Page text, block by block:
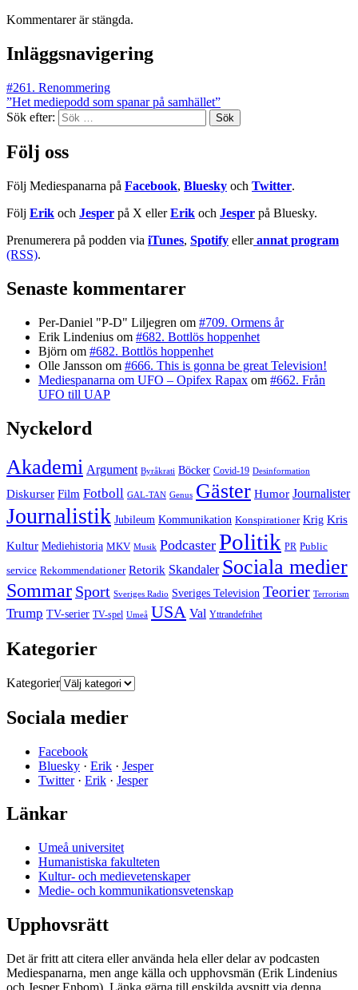
Kommentarer är stängda.
Inläggsnavigering
#261. Renommering
”Het mediepodd som spanar på samhället”
Sök efter:
Följ oss
Följ Mediespanarna på Facebook, Bluesky och Twitter.
Följ Erik och Jesper på X ellerErik och Jesper på Bluesky.
Prenumerera på podden via iTunes, Spotify eller annat program
(RSS).
Senaste kommentarer
Per-Daniel "P-D" Liljegren om #709. Ormens år
Erik Lindenius om #682. Bottlös hoppenhet
Björn om #682. Bottlös hoppenhet
Olle Jansson om #666. This is gonna be great Television!
Mediespanarna om UFO – Opifex Rapax om #662. Från
UFO till UAP
Nyckelord
Akademi Argument Byråkrati Böcker Covid-19 Desinformation
Diskurser Film Fotboll GAL-TAN Genus Gäster Humor Journalister
Journalistik Jubileum Kommunikation Konspirationer Krig Kris
Kultur Mediehistoria MKV Musik Podcaster Politik PR Public
service Rekommendationer Retorik Skandaler Sociala medier
Sommar Sport Sveriges Radio Sveriges Television Teorier Terrorism
Trump TV-serier TV-spel Umeå USA Val Yttrandefrihet
Kategorier
Kategorier
Sociala medier
Facebook
Bluesky · Erik · Jesper
Twitter· Erik · Jesper
Länkar
Umeå universitet
Humanistiska fakulteten
Kultur- och medievetenskaper
Medie- och kommunikationsvetenskap
Upphovsrätt
Det är fritt att citera eller använda hela eller delar av podcasten
Mediespanarna, men ange källa och upphovsmän (Erik Lindenius